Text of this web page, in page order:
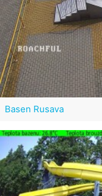
Basen Rusava